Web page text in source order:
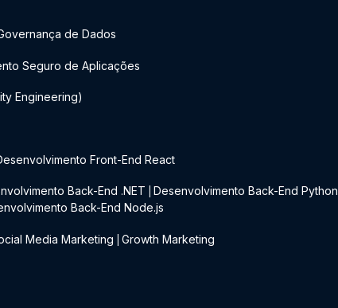
de Dados
Seguro de Aplicações
Engineering)
Front-End React
Back-End .NET Desenvolvimento Back-End Python
Back-End Node.js
Media Marketing Growth Marketing